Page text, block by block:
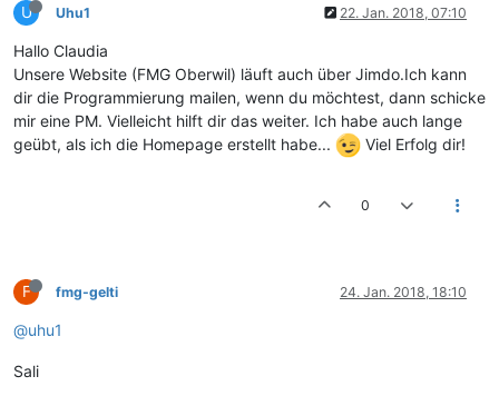
U Uhu1 22. Jan. 2018, 07:10
Hallo Claudia
Unsere Website (FMG Oberwil) läuft auch über Jimdo.Ich kann
dir die Programmierung mailen, wenn du möchtest, dann schicke
mir eine PM. Vielleicht hilft dir das weiter. Ich habe auch lange
geübt, als ich die Homepage erstellt habe...
Viel Erfolg dir!
0
F fmg-gelti 24. Jan. 2018, 18:10
@uhu1
Sali